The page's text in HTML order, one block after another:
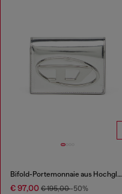
Bifold-Portemonnaie aus Hochglanzleder
€ 97,00 € 195,00-50%